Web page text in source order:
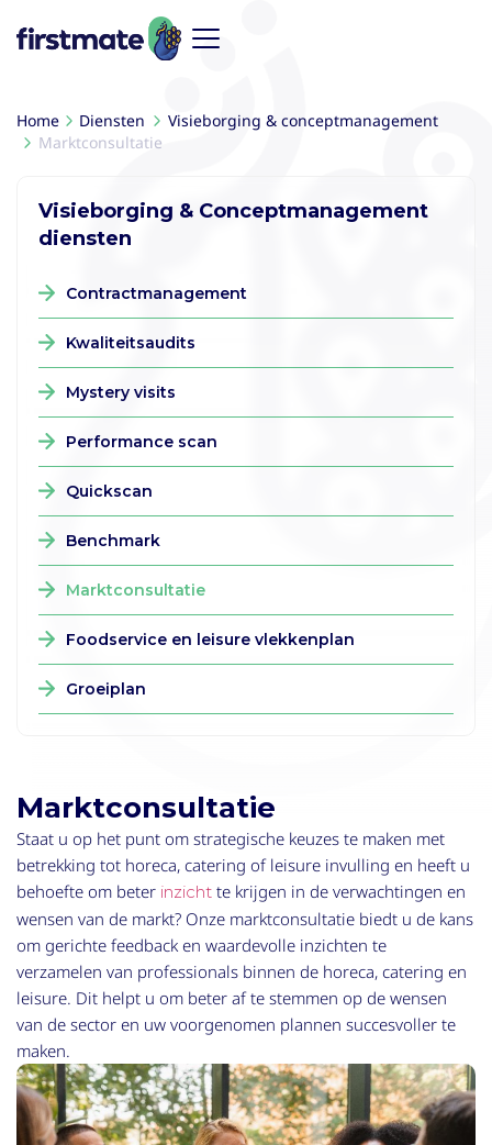
Home Diensten
Visieborging & conceptmanagement
Marktconsultatie
Visieborging & Conceptmanagement
diensten
Contractmanagement
Kwaliteitsaudits
Mystery visits
Performance scan
Quickscan
Benchmark
Marktconsultatie
Foodservice en leisure vlekkenplan
Groeiplan
Marktconsultatie
Staat u op het punt om strategische keuzes te maken met
betrekking tot horeca, catering of leisure invulling en heeft u
behoefte om beter inzicht te krijgen in de verwachtingen en
wensen van de markt? Onze marktconsultatie biedt u de kans
om gerichte feedback en waardevolle inzichten te
verzamelen van professionals binnen de horeca, catering en
leisure. Dit helpt u om beter af te stemmen op de wensen
van de sector en uw voorgenomen plannen succesvoller te
maken.